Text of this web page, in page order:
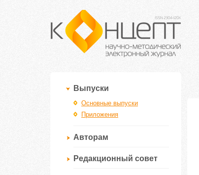
Выпуски
Основные выпуски
Приложения
Авторам
Редакционный совет